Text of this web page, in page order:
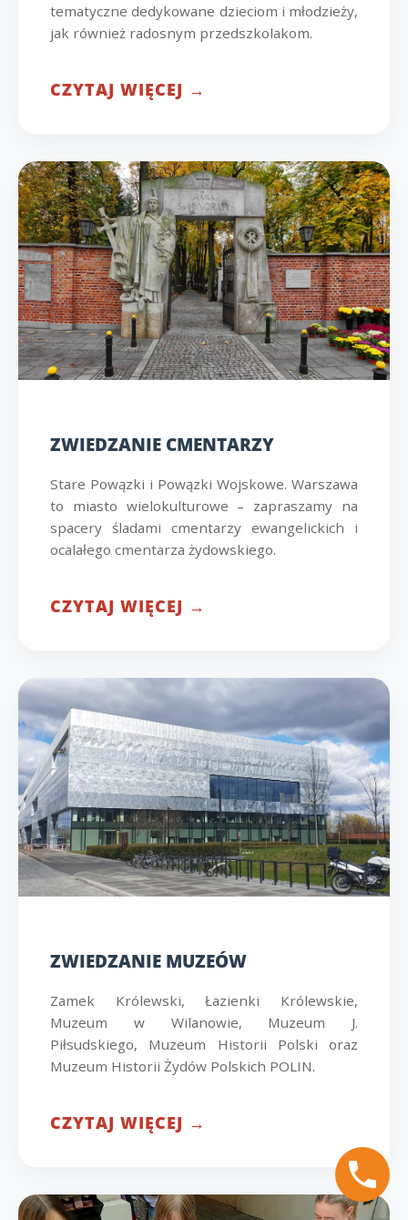
tematyczne dedykowane dzieciom i młodzieży,
jak również radosnym przedszkolakom.
CZYTAJ WIĘCEJ →
ZWIEDZANIE CMENTARZY
Stare Powązki i Powązki Wojskowe. Warszawa
to miasto wielokulturowe – zapraszamy na
spacery śladami cmentarzy ewangelickich i
ocalałego cmentarza żydowskiego.
CZYTAJ WIĘCEJ →
ZWIEDZANIE MUZEÓW
Zamek Królewski, Łazienki Królewskie,
Muzeum w Wilanowie, Muzeum J.
Piłsudskiego, Muzeum Historii Polski oraz
Muzeum Historii Żydów Polskich POLIN.
CZYTAJ WIĘCEJ →